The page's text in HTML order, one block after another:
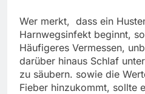
Wer merkt, dass ein
Harnwegsinfekt beginnt,
Häufigeres Vermessen,
darüber hinaus Schlaf
zu säubern. sowie die
Fieber hinzukommt, sollte